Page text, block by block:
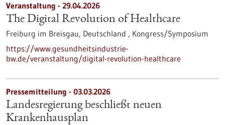
Veranstaltung - 29.04.2026
The Digital Revolution of Healthcare
Freiburg im Breisgau, Deutschland , Kongress/Symposium
https://www.gesundheitsindustrie-
bw.de/veranstaltung/digital-revolution-healthcare
Pressemitteilung - 03.03.2026
Landesregierung beschließt neuen
Krankenhausplan